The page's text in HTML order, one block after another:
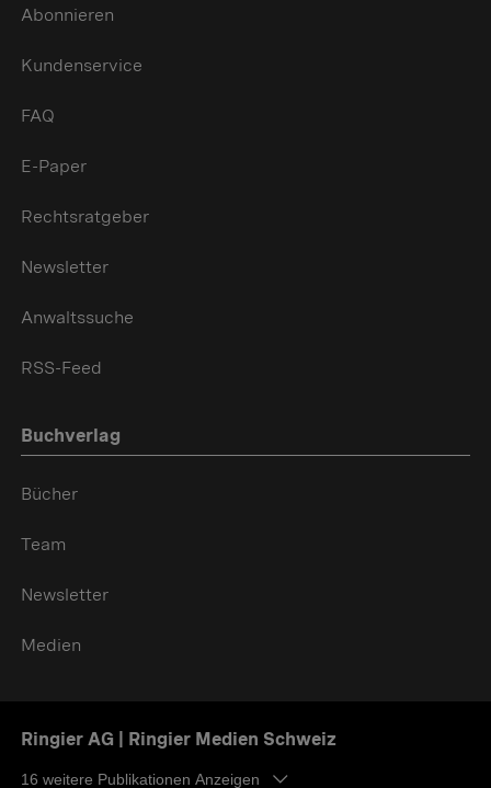
Abonnieren
Kundenservice
FAQ
E-Paper
Rechtsratgeber
Newsletter
Anwaltssuche
RSS-Feed
Buchverlag
Bücher
Team
Newsletter
Medien
Ringier AG | Ringier Medien Schweiz
16 weitere Publikationen Anzeigen